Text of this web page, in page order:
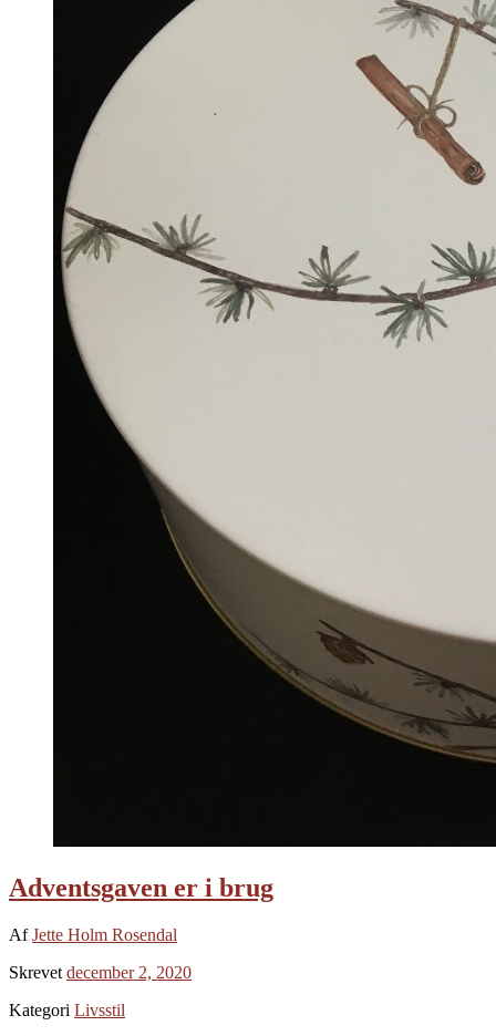
Adventsgaven er i brug
AfJette Holm Rosendal
Skrevet december 2, 2020
Kategori Livsstil